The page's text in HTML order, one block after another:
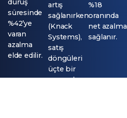
duruş
süresinde
%42’ye
varan
azalma
elde edilir.
artış
sağlanırken
(Knack
Systems),
satış
döngüleri
üçte bir
oranında
%18
oranında
net azalma
sağlanır.